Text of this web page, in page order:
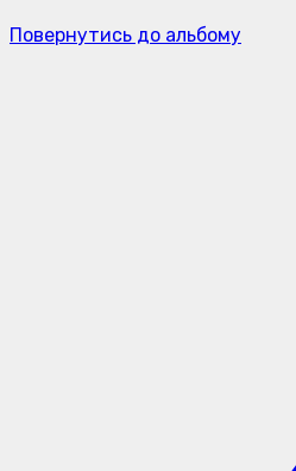
Повернутись до альбому